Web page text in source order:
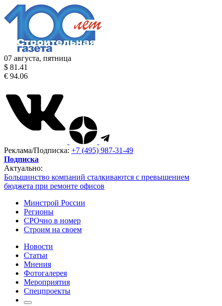
07 августа, пятница
$ 81.41
€ 94.06
Реклама/Подписка: +7 (495) 987-31-49
Подписка
Актуально:
Большинство компаний сталкиваются с превышением
бюджета при ремонте офисов
Минстрой России
Регионы
СРОчно в номер
Строим на своем
Новости
Статьи
Мнения
Фотогалерея
Мероприятия
Спецпроекты